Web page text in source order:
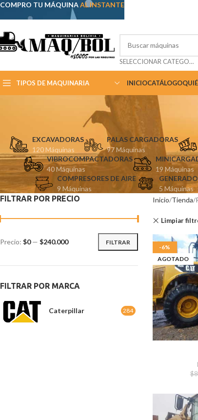
SELECCIONAR CATEGORÍA
TIPOS DE MAQUINARIA INICIOCATÁLOGO
EXCAVADORAS
120 Máquinas
PALAS CARGADORAS
97 Máquinas
VIBROCOMPACTADORAS
40 Máquinas
19 Máquinas
COMPRESORES DE AIRE
9 Máquinas
5 Máquinas
FILTRAR POR PRECIO
FILTRAR
Precio: $0— $240.000
FILTRAR POR MARCA
Caterpillar 284
Inicio Tienda
Limpiar
-6%
AGOTADO
$
COMPRO TU MÁQUINAAL INSTANTE